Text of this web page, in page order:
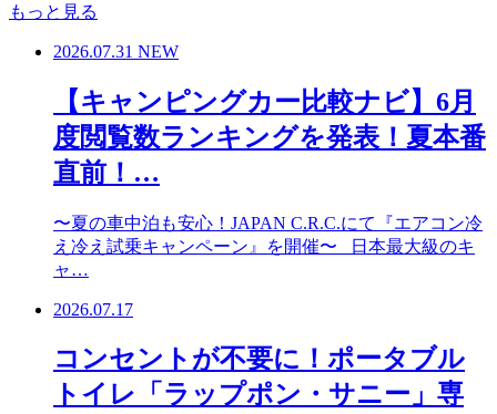
もっと見る
2026.07.31 NEW
【キャンピングカー比較ナビ】6月
度閲覧数ランキングを発表！夏本番
直前！…
〜夏の車中泊も安心！JAPAN C.R.C.にて『エアコン冷
え冷え試乗キャンペーン』を開催〜 日本最大級のキ
ャ…
2026.07.17
コンセントが不要に！ポータブル
トイレ「ラップポン・サニー」専